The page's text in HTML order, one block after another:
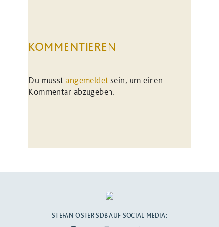
KOMMENTIEREN
Du musstangemeldet sein, um einen
Kommentar abzugeben.
STEFAN OSTER SDB AUF SOCIAL MEDIA: